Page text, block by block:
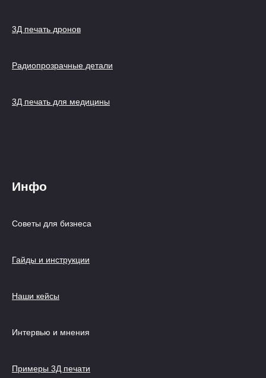
3Д печать дронов
Радиопрозрачные детали
3Д печать для медицины
Инфо
Советы для бизнеса
Гайды и инструкции
Наши кейсы
Интервью и мнения
Примеры 3Д печати